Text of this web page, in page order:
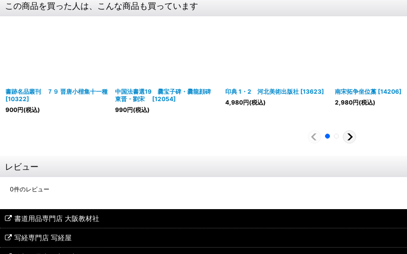
この商品を買った人は、こんな商品も買っています
書跡名品叢刊 ７９ 晋唐小楷集十一種
[10322]
900円(税込)
中国法書選19 爨宝子碑・爨龍顔碑
東晋・劉宋
[12054]
990円(税込)
印典 1・2 河北美術出版社 [13623]
4,980円(税込)
南宋拓争坐位藁 [14206]
2,980円(税込)
レビュー
0件のレビュー
書道用品専門店 大阪教材社
写経専門店 写経屋